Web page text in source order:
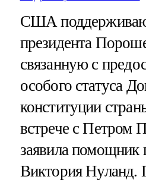
США
президента
связанную с
особого статуса
конституции
встрече с Петром
заявила помощник
Виктория Нуланд.